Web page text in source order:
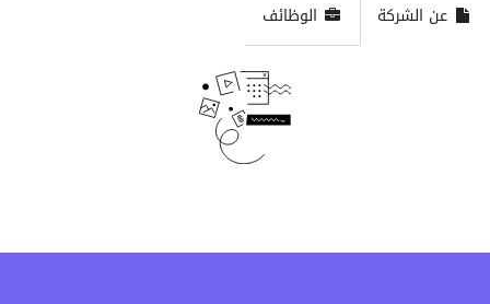
عن الشركة الوظائف